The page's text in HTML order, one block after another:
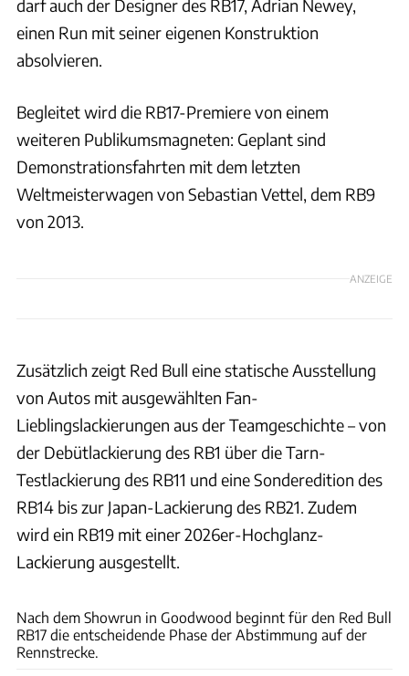
darf auch der Designer des RB17, Adrian Newey,
einen Run mit seiner eigenen Konstruktion
absolvieren.
Begleitet wird die RB17-Premiere von einem
weiteren Publikumsmagneten: Geplant sind
Demonstrationsfahrten mit dem letzten
Weltmeisterwagen von Sebastian Vettel, dem RB9
von 2013.
ANZEIGE
Zusätzlich zeigt Red Bull eine statische Ausstellung
von Autos mit ausgewählten Fan-
Lieblingslackierungen aus der Teamgeschichte – von
der Debütlackierung des RB1 über die Tarn-
Testlackierung des RB11 und eine Sonderedition des
RB14 bis zur Japan-Lackierung des RB21. Zudem
wird ein RB19 mit einer 2026er-Hochglanz-
Lackierung ausgestellt.
Nach dem Showrun in Goodwood beginnt für den Red Bull
RB17 die entscheidende Phase der Abstimmung auf der
Rennstrecke.